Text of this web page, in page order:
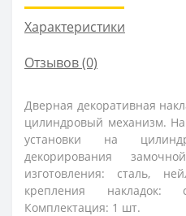
Характеристики
Отзывов (0)
Дверная декоративная
цилиндровый механизм.
установки на
декорирования
изготовления: сталь,
крепления
Комплектация: 1 шт.